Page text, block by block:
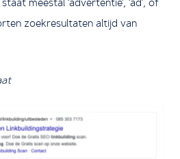
meestal ‘advertentie’, ‘ad’, of
zoekresultaten altijd van